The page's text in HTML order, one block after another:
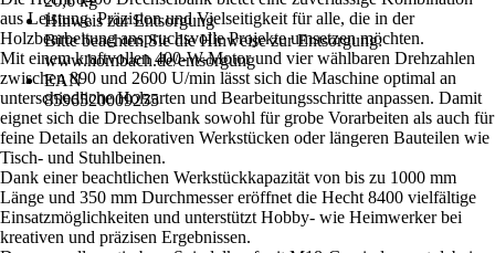
Hinweis zur Entsorgung
Bitte beachten Sie die Hinweise zur Entsorgung:
www.hornbach.de/entsorgung
EAN
8596520009255
aus Leistung, Präzision und Vielseitigkeit für alle, die in der
Holzbearbeitung anspruchsvolle Projekte umsetzen möchten.
Mit einem kraftvollen 400-W-Motor und vier wählbaren Drehzahlen
zwischen 890 und 2600 U/min lässt sich die Maschine optimal an
unterschiedliche Holzarten und Bearbeitungsschritte anpassen. Damit
eignet sich die Drechselbank sowohl für grobe Vorarbeiten als auch für
feine Details an dekorativen Werkstücken oder längeren Bauteilen wie
Tisch- und Stuhlbeinen.
Dank einer beachtlichen Werkstückkapazität von bis zu 1000 mm
Länge und 350 mm Durchmesser eröffnet die Hecht 8400 vielfältige
Einsatzmöglichkeiten und unterstützt Hobby- wie Heimwerker bei
kreativen und präzisen Ergebnissen.